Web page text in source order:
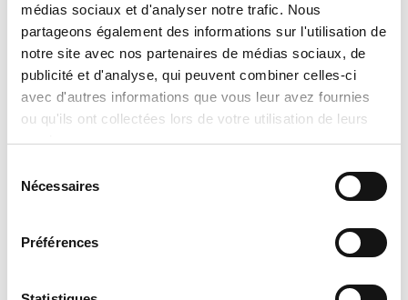
médias sociaux et d'analyser notre trafic. Nous
partageons également des informations sur l'utilisation de
notre site avec nos partenaires de médias sociaux, de
publicité et d'analyse, qui peuvent combiner celles-ci
avec d'autres informations que vous leur avez fournies
ou qu'ils ont collectées lors de votre utilisation de leurs
services.
Nécessaires
Préférences
Filtre pour fournaise Carrier EXPXXFIL0020 EZ-FLEX